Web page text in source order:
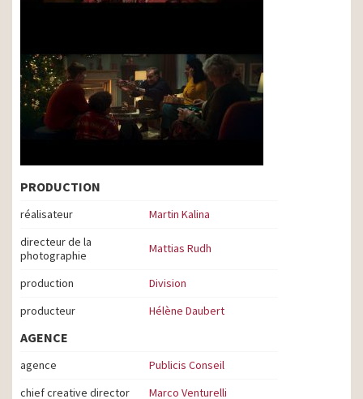
PRODUCTION
réalisateur
Martin Kalina
directeur de la
photographie
Mattias Rudh
production
Division
producteur
Hélène Daubert
AGENCE
agence
Publicis Conseil
chief creative director
Marco Venturelli